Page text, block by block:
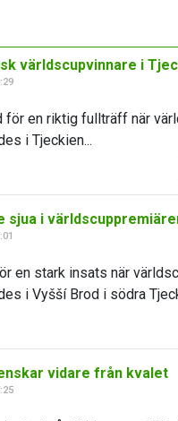
världscupvinnare i
för en riktig fullträff när
i Tjeckien...
sjua i
en stark insats när
i Vyšší Brod i södra
vidare från kvalet